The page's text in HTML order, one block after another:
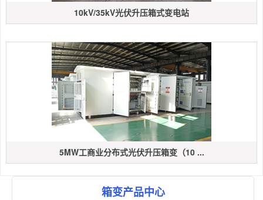
10kV/35kV光伏升压箱式变电站
5MW工商业分布式光伏升压箱变（10 ...
箱变产品中心